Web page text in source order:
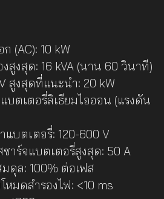
(AC): 10 kW
สูงสุด: 16 kVA (นาน 60 วินาที)
สูงสุดที่แนะนำ: 20 kW
บตเตอรี่ลิเธียมไอออน (แรงดัน
แบตเตอรี่: 120-600 V
าร์จแบตเตอรี่สูงสุด: 50 A
ดุล: 100% ต่อเฟส
หมดสำรองไฟ: <10 ms